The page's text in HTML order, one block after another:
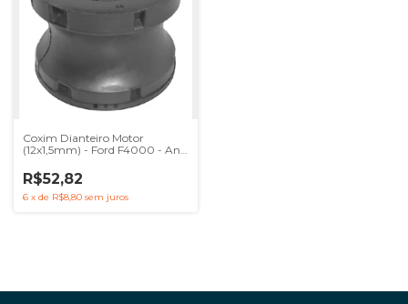
Coxim Dianteiro Motor
(12x1,5mm) - Ford F4000 - Ano
R$52,82
6 x de R$8,80 sem juros